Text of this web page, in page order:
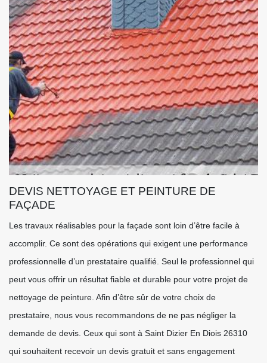
DEVIS NETTOYAGE ET PEINTURE DE
FAÇADE
Les travaux réalisables pour la façade sont loin d’être facile à
accomplir. Ce sont des opérations qui exigent une performance
professionnelle d’un prestataire qualifié. Seul le professionnel qui
peut vous offrir un résultat fiable et durable pour votre projet de
nettoyage de peinture. Afin d’être sûr de votre choix de
prestataire, nous vous recommandons de ne pas négliger la
demande de devis. Ceux qui sont à Saint Dizier En Diois 26310
qui souhaitent recevoir un devis gratuit et sans engagement